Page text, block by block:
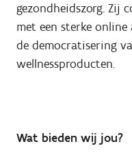
gezondheidszorg. Zij
met een sterke
de democratisering
wellnessproducten.
Wat bieden wij jou?